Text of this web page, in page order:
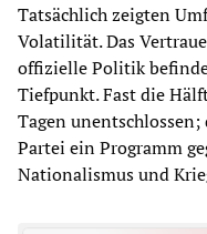
Tatsächlich zeigten
Volatilität. Das
offizielle Politik
Tiefpunkt. Fast die
Tagen unentschlossen;
Partei ein Programm
Nationalismus und